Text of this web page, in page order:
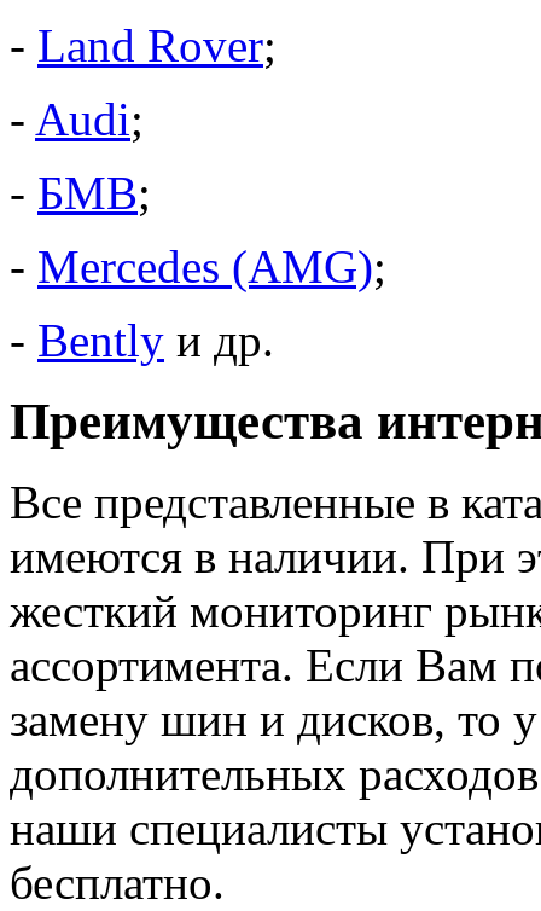
- Land Rover;
- Audi;
- БМВ;
- Mercedes (AMG);
- Bently и др.
Преимущества
Все представленные в
имеются в наличии. При
жесткий мониторинг
ассортимента. Если Вам
замену шин и дисков, то
дополнительных
наши специалисты
бесплатно.